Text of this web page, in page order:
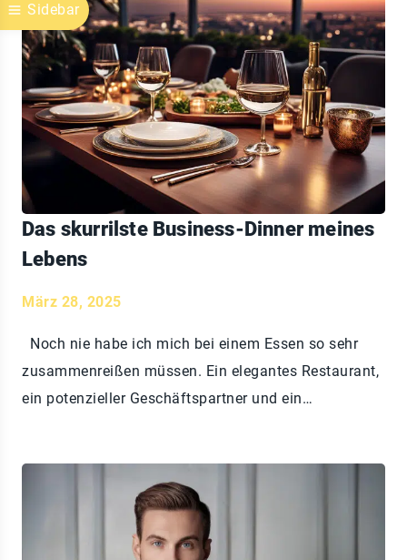
Sidebar
Das skurrilste Business-Dinner meines
Lebens
März 28, 2025
Noch nie habe ich mich bei einem Essen so sehr
zusammenreißen müssen. Ein elegantes Restaurant,
ein potenzieller Geschäftspartner und ein…